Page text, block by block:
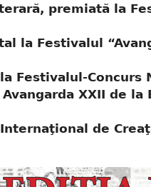
premiată la
la Festivalul
Festivalul-Concurs
XXII de la
de